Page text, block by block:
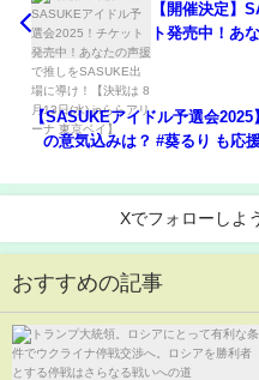
【開催決定】
ト発売中！あ
【SASUKEアイドル予選会
の意気込みは？ #葵るり も応
Xでフォローしよ
おすすめの記事